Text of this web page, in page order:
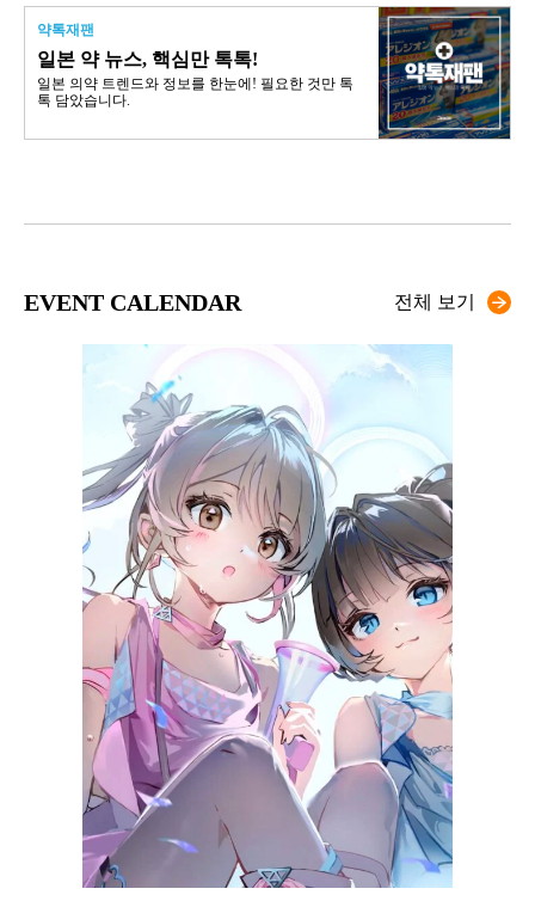
약톡재팬
일본 약 뉴스, 핵심만 톡톡!
일본 의약 트렌드와 정보를 한눈에! 필요한 것만 톡
톡 담았습니다.
EVENT CALENDAR 전체 보기